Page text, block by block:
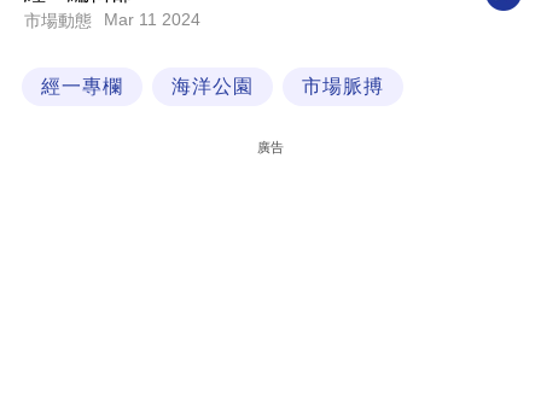
科
市場動態 Mar 11 2024
經一專欄 海洋公園 市場脈搏
廣告